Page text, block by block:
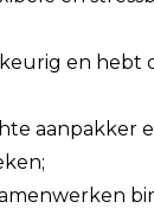
en hebt
aanpakker